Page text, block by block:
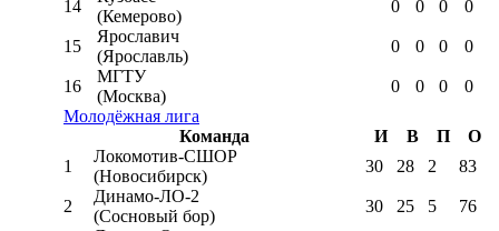
14
(Кемерово)
0 0 0 0
15
Ярославич
(Ярославль)
0 0 0 0
16
МГТУ
(Москва)
0 0 0
0
Молодёжная лига
Команда
И В П
О
1
Локомотив-CШОР
(Новосибирск)
30 28 2 83
2
Динамо-ЛО-2
(Сосновый бор)
30 25 5 76